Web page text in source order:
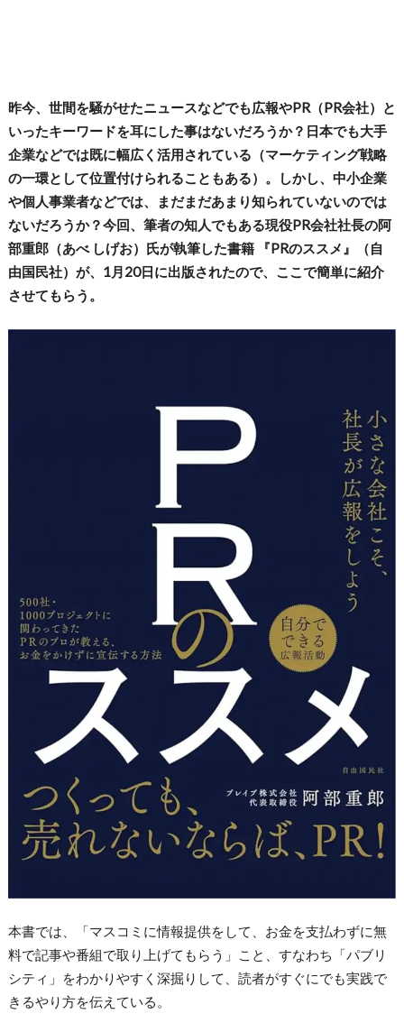
昨今、世間を騒がせたニュースなどでも広報やPR（PR会社）と
いったキーワードを耳にした事はないだろうか？日本でも大手
企業などでは既に幅広く活用されている（マーケティング戦略
の一環として位置付けられることもある）。しかし、中小企業
や個人事業者などでは、まだまだあまり知られていないのでは
ないだろうか？今回、筆者の知人でもある現役PR会社社長の阿
部重郎（あべ しげお）氏が執筆した書籍 『PRのススメ』（自
由国民社）が、1月20日に出版されたので、ここで簡単に紹介
させてもらう。
本書では、「マスコミに情報提供をして、お金を支払わずに無
料で記事や番組で取り上げてもらう」こと、すなわち「パブリ
シティ」をわかりやすく深掘りして、読者がすぐにでも実践で
きるやり方を伝えている。